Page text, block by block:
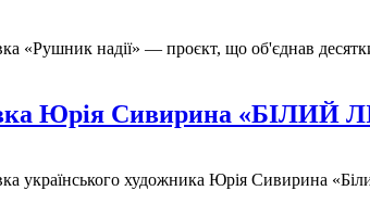
«Рушник надії» — проєкт, що об'єднав
Юрія Сивирина «БІЛИЙ
українського художника Юрія Сивирина